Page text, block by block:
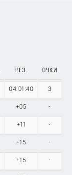
РЕЗ. ОЧКИ
04:01:40 3
+05 -
+11 -
+15 -
+15 -